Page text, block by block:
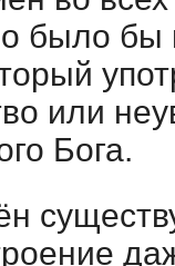
было бы
или
Бога.